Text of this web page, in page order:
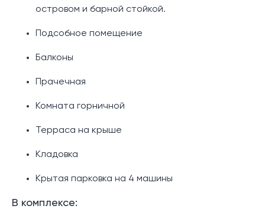
островом и барной стойкой.
Подсобное помещение
Балконы
Прачечная
Комната горничной
Терраса на крыше
Кладовка
Крытая парковка на 4 машины
В комплексе: